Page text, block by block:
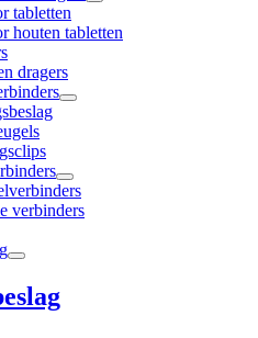
tabletten
houten tabletten
dragers
verbinders